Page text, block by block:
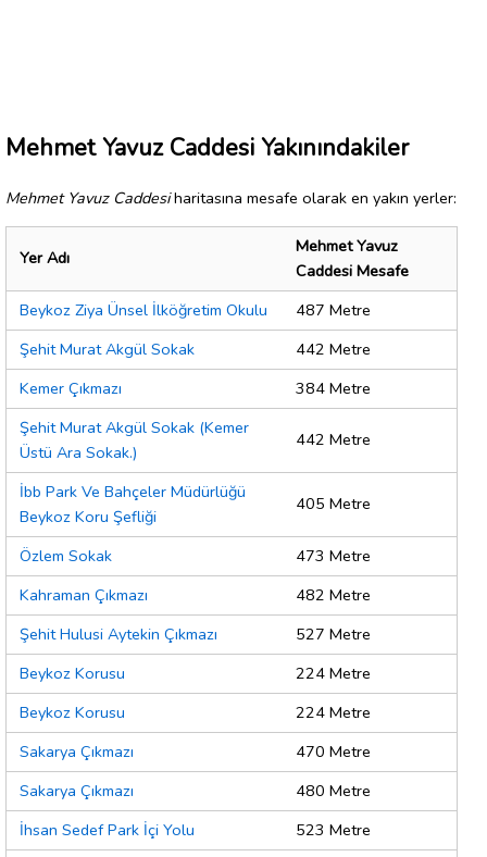
Mehmet Yavuz Caddesi Yakınındakiler
Mehmet Yavuz Caddesiharitasına mesafe olarak en yakın yerler:
Yer Adı
Mehmet Yavuz
Caddesi Mesafe
Beykoz Ziya Ünsel İlköğretim Okulu
487 Metre
Şehit Murat Akgül Sokak
442 Metre
Kemer Çıkmazı
384 Metre
Şehit Murat Akgül Sokak (Kemer
Üstü Ara Sokak.)
442 Metre
İbb Park Ve Bahçeler Müdürlüğü
Beykoz Koru Şefliği
405 Metre
Özlem Sokak
473 Metre
Kahraman Çıkmazı
482 Metre
Şehit Hulusi Aytekin Çıkmazı
527 Metre
Beykoz Korusu
224 Metre
Beykoz Korusu
224 Metre
Sakarya Çıkmazı
470 Metre
Sakarya Çıkmazı
480 Metre
İhsan Sedef Park İçi Yolu
523 Metre